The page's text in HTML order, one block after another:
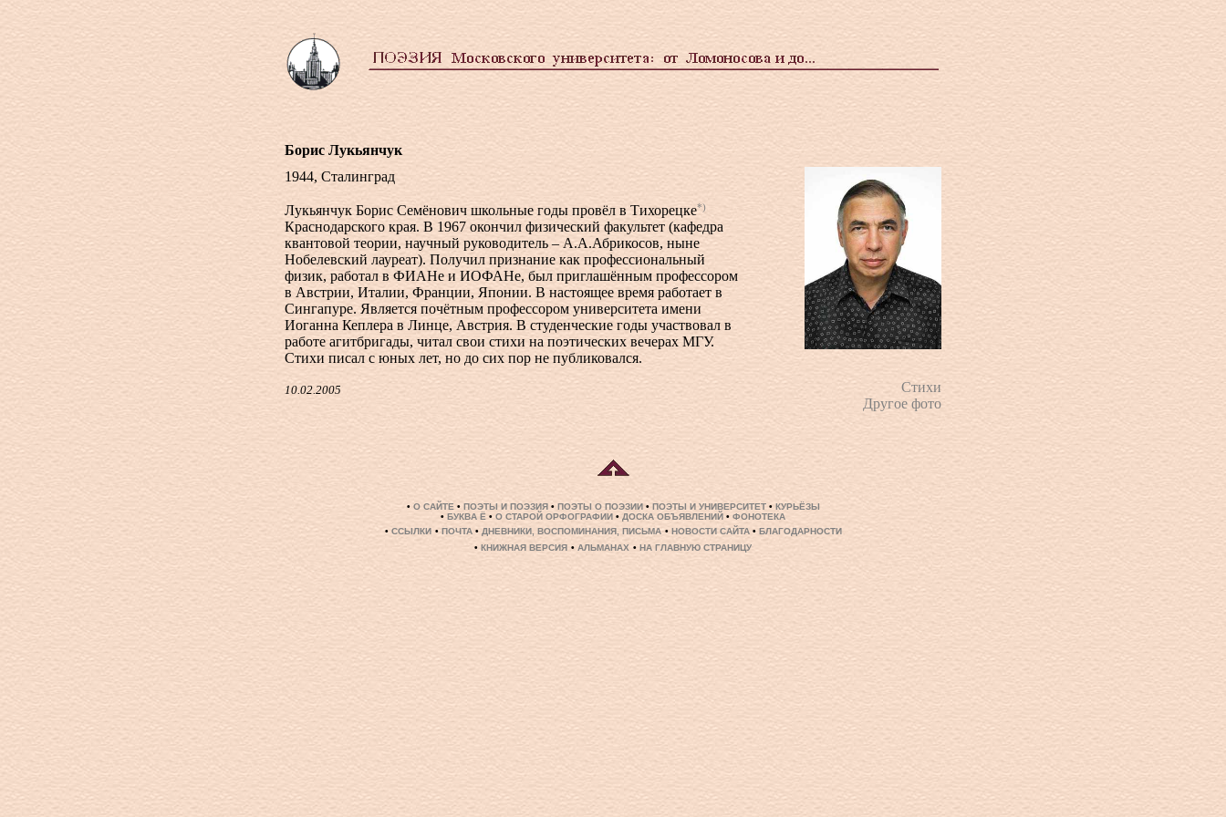
Борис Лукьянчук
1944, Сталинград
Лукьянчук Борис Семёнович школьные годы провёл в Тихорецке*)
Краснодарского края. В 1967 окончил физический факультет (кафедра
квантовой теории, научный руководитель – А.А.Абрикосов, ныне
Нобелевский лауреат). Получил признание как профессиональный
физик, работал в ФИАНе и ИОФАНе, был приглашённым профессором
в Австрии, Италии, Франции, Японии. В настоящее время работает в
Сингапуре. Является почётным профессором университета имени
Иоганна Кеплера в Линце, Австрия. В студенческие годы участвовал в
работе агитбригады, читал свои стихи на поэтических вечерах МГУ.
Стихи писал с юных лет, но до сих пор не публиковался.
10.02.2005
Стихи
Другое фото